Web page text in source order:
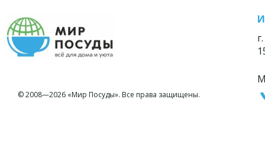
© 2008—2026 «Мир Посуды». Все права защищены.